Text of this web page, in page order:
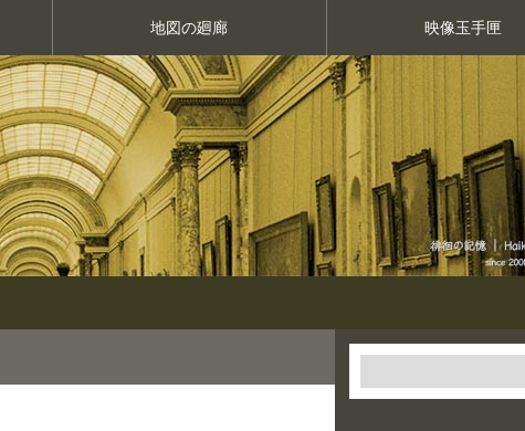
地図の廻廊 映像玉手匣